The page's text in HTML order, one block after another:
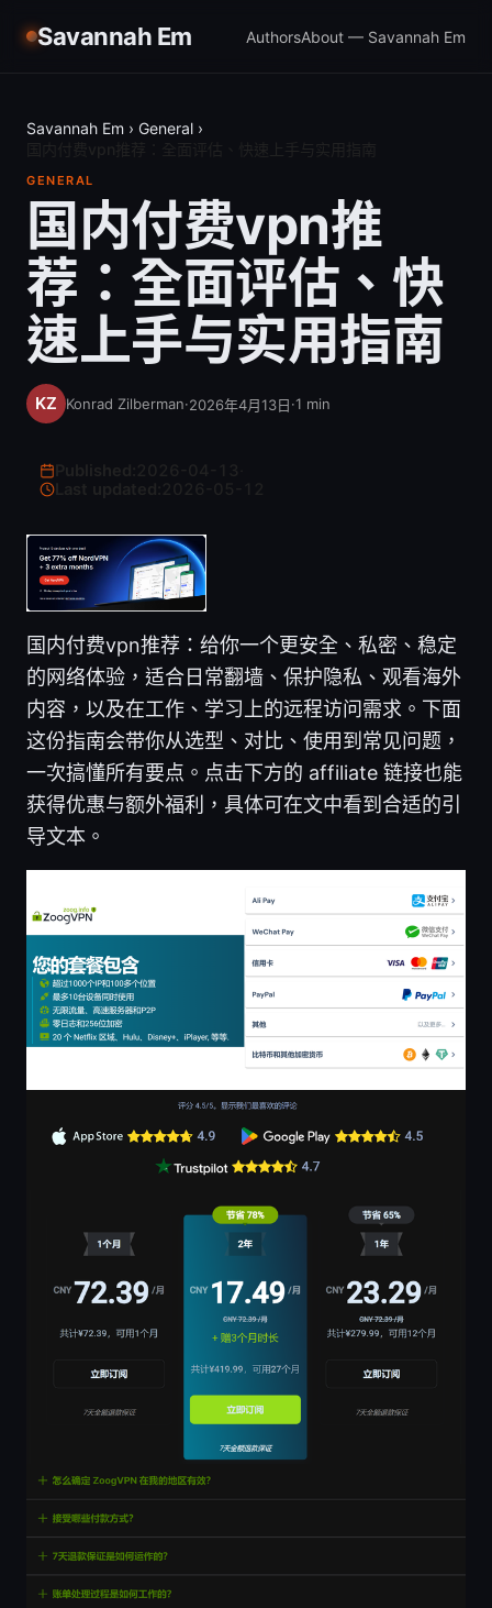
Savannah Em AuthorsAbout — Savannah Em
Savannah Em › General ›
GENERAL
国内付费vpn推
荐：全面评估、快
速上手与实用指南
Konrad Zilberman·2026年4月13日·1 min
Last updated:
国内付费vpn推荐：给你一个更安全、私密、稳定
的网络体验，适合日常翻墙、保护隐私、观看海外
内容，以及在工作、学习上的远程访问需求。下面
这份指南会带你从选型、对比、使用到常见问题，
一次搞懂所有要点。点击下方的 affiliate 链接也能
获得优惠与额外福利，具体可在文中看到合适的引
导文本。